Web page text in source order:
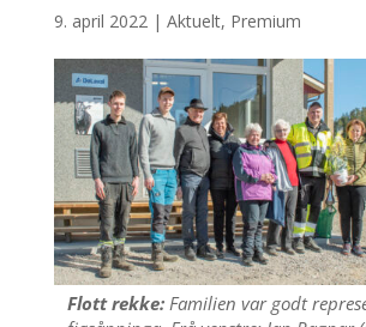
9. april 2022| Aktuelt, Premium
Flott rekke:Familien var godt